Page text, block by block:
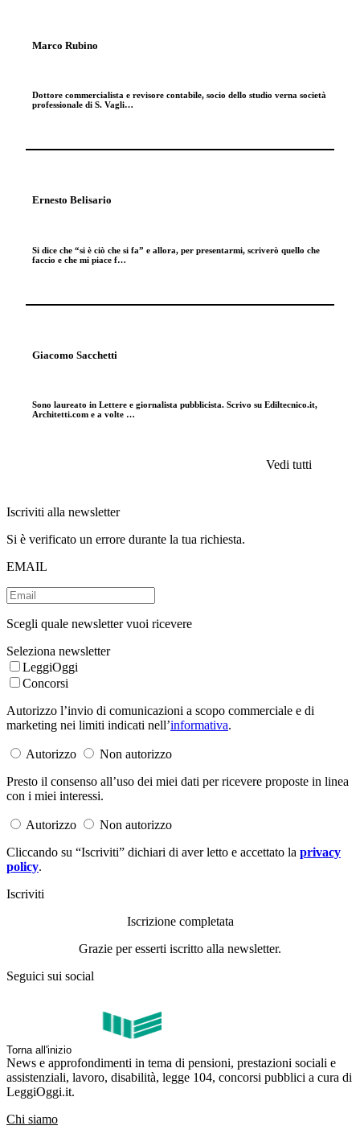
Marco Rubino
Dottore commercialista e revisore contabile, socio dello studio verna società
professionale di S. Vagli…
Ernesto Belisario
Si dice che “si è ciò che si fa” e allora, per presentarmi, scriverò quello che
faccio e che mi piace f…
Giacomo Sacchetti
Sono laureato in Lettere e giornalista pubblicista. Scrivo su Ediltecnico.it,
Architetti.com e a volte …
Vedi tutti
Iscriviti alla newsletter
Si è verificato un errore durante la tua richiesta.
EMAIL
Scegli quale newsletter vuoi ricevere
Seleziona newsletter
LeggiOggi
Concorsi
Autorizzo l’invio di comunicazioni a scopo commerciale e di
marketing nei limiti indicati nell’informativa.
Autorizzo
Non autorizzo
Presto il consenso all’uso dei miei dati per ricevere proposte in linea
con i miei interessi.
Autorizzo
Non autorizzo
Cliccando su “Iscriviti” dichiari di aver letto e accettato la privacy
policy.
Iscriviti
Iscrizione completata
Grazie per esserti iscritto alla newsletter.
Seguici sui social
Torna all'inizio
News e approfondimenti in tema di pensioni, prestazioni sociali e
assistenziali, lavoro, disabilità, legge 104, concorsi pubblici a cura di
LeggiOggi.it.
Chi siamo